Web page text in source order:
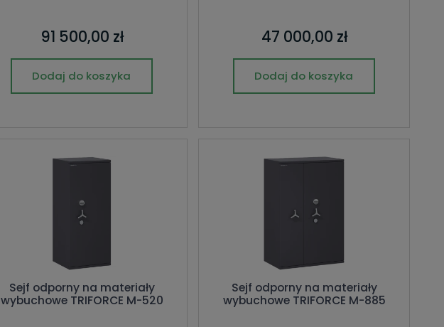
91 500,00 zł
Dodaj do koszyka
47 000,00 zł
Dodaj do koszyka
Sejf odporny na materiały
wybuchowe TRIFORCE M-520
Sejf odporny na materiały
wybuchowe TRIFORCE M-885